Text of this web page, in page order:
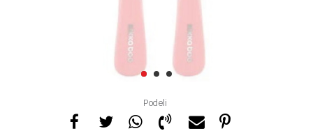
1 2 3
Podeli